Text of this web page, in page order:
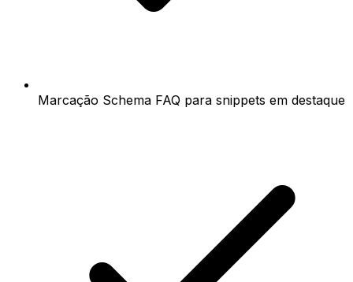
Marcação Schema FAQ para snippets em destaque